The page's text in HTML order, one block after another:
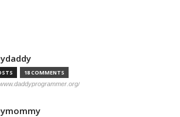
18 COMMENTS